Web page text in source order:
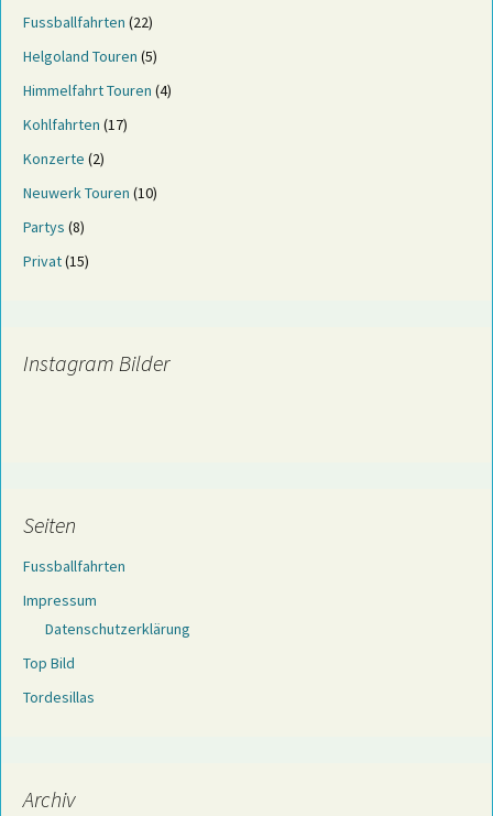
Fussballfahrten (22)
Helgoland Touren (5)
Himmelfahrt Touren (4)
Kohlfahrten (17)
Konzerte (2)
Neuwerk Touren (10)
Partys (8)
Privat(15)
Instagram Bilder
Seiten
Fussballfahrten
Impressum
Datenschutzerklärung
Top Bild
Tordesillas
Archiv